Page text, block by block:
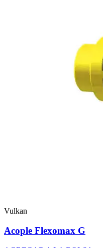
Vulkan
Acople Flexomax G